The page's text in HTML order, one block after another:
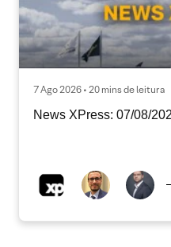
7 Ago 2026 • 20 mins de leitura
News XPress: 07/08/